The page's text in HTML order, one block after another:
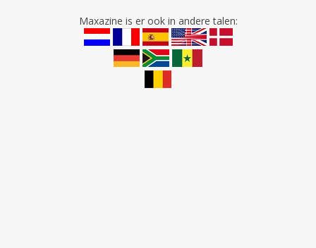
Maxazine is er ook in andere talen: